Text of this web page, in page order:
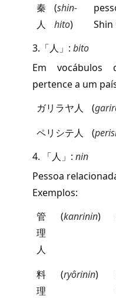
秦
人
(shin-
hito)
Shin
3.「人」: bito
Em vocábulos
pertence a um
ガリラヤ人
(
ペリシテ人
(
4. 「人」: nin
Pessoa
Exemplos:
管
理
人
(kanrinin)
料
理
(ryôrinin)